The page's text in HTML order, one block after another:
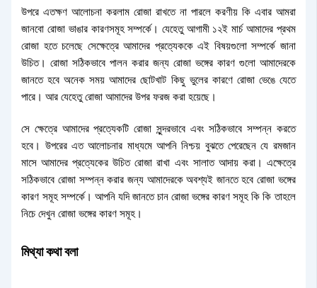
উপরে এতক্ষণ আলোচনা করলাম রোজা রাখতে না পারলে করণীয় কি এবার আমরা
জানবো রোজা ভাঙার কারণসমূহ সম্পর্কে। যেহেতু আগামী ১২ই মার্চ আমাদের প্রথম
রোজা হতে চলেছে সেক্ষেত্রে আমাদের প্রত্যেককে এই বিষয়গুলো সম্পর্কে জানা
উচিত। রোজা সঠিকভাবে পালন করার জন্য রোজা ভঙ্গের কারণ গুলো আমাদেরকে
জানতে হবে অনেক সময় আমাদের ছোটখাট কিছু ভুলের কারণে রোজা ভেঙে যেতে
পারে। আর যেহেতু রোজা আমাদের উপর ফরজ করা হয়েছে।
সে ক্ষেত্রে আমাদের প্রত্যেকটি রোজা সুন্দরভাবে এবং সঠিকভাবে সম্পন্ন করতে
হবে। উপরের এত আলোচনার মাধ্যমে আপনি নিশ্চয় বুঝতে পেরেছেন যে রমজান
মাসে আমাদের প্রত্যেকের উচিত রোজা রাখা এবং সালাত আদায় করা। এক্ষেত্রে
সঠিকভাবে রোজা সম্পন্ন করার জন্য আমাদেরকে অবশ্যই জানতে হবে রোজা ভঙ্গের
কারণ সমূহ সম্পর্কে। আপনি যদি জানতে চান রোজা ভঙ্গের কারণ সমূহ কি কি তাহলে
নিচে দেখুন রোজা ভঙ্গের কারণ সমূহ।
মিথ্যা কথা বলা